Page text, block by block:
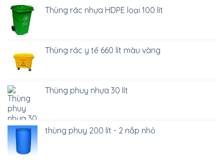
Thùng rác nhựa HDPE loại 100 lít
Thùng rác y tế 660 lít màu vàng
Thùng phuy nhựa 30 lít
thùng phuy 200 lít - 2 nắp nhỏ